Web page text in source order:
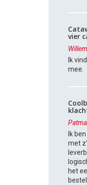
vier
Ik
mee.
Ik
met
het